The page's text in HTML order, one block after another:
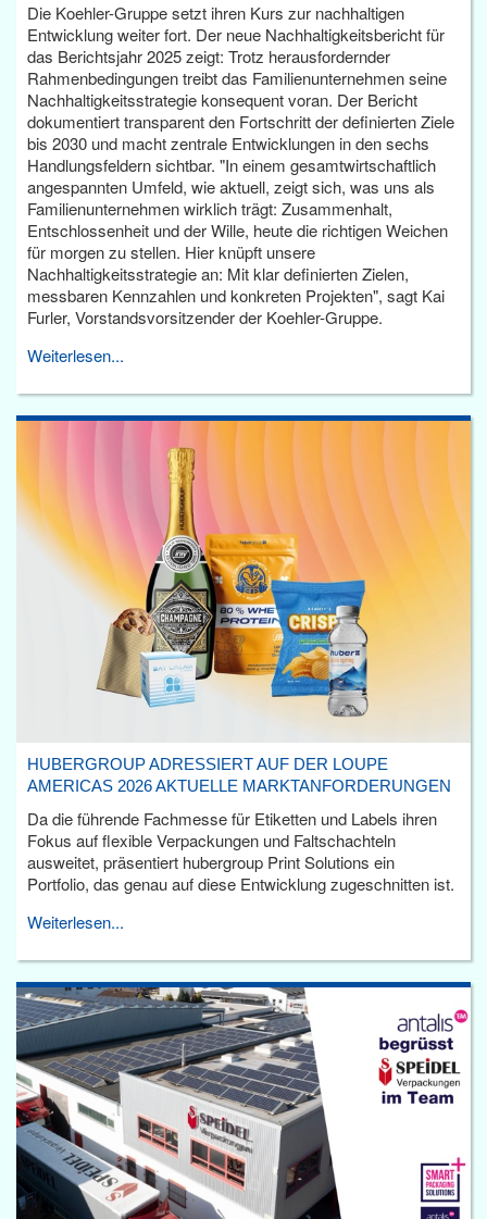
Die Koehler-Gruppe setzt ihren Kurs zur nachhaltigen
Entwicklung weiter fort. Der neue Nachhaltigkeitsbericht für
das Berichtsjahr 2025 zeigt: Trotz herausfordernder
Rahmenbedingungen treibt das Familienunternehmen seine
Nachhaltigkeitsstrategie konsequent voran. Der Bericht
dokumentiert transparent den Fortschritt der definierten Ziele
bis 2030 und macht zentrale Entwicklungen in den sechs
Handlungsfeldern sichtbar. "In einem gesamtwirtschaftlich
angespannten Umfeld, wie aktuell, zeigt sich, was uns als
Familienunternehmen wirklich trägt: Zusammenhalt,
Entschlossenheit und der Wille, heute die richtigen Weichen
für morgen zu stellen. Hier knüpft unsere
Nachhaltigkeitsstrategie an: Mit klar definierten Zielen,
messbaren Kennzahlen und konkreten Projekten", sagt Kai
Furler, Vorstandsvorsitzender der Koehler-Gruppe.
Weiterlesen...
HUBERGROUP ADRESSIERT AUF DER LOUPE
AMERICAS 2026 AKTUELLE MARKTANFORDERUNGEN
Da die führende Fachmesse für Etiketten und Labels ihren
Fokus auf flexible Verpackungen und Faltschachteln
ausweitet, präsentiert hubergroup Print Solutions ein
Portfolio, das genau auf diese Entwicklung zugeschnitten ist.
Weiterlesen...